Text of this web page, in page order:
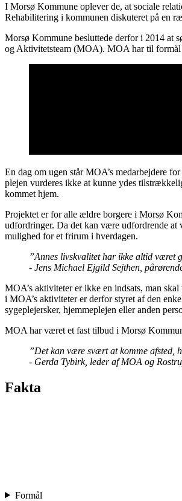
I Morsø Kommune oplever de, at sociale
Rehabilitering i kommunen diskuteret på en
Morsø Kommune besluttede derfor i 2014 at
og Aktivitetsteam (MOA). MOA har til formål
En dag om ugen står MOA’s medarbejdere
plejen vurderes ikke at kunne ydes
kommet hjem.
Projektet er for alle ældre borgere i Morsø
udfordringer. Da det kan være udfordrende at
mulighed for et frirum i hverdagen.
”Annes livskvalitet har ikke altid været
- Jens Michael Ejgild Sejthen,
MOA’s aktiviteter er ikke en indsats, man
i MOA’s aktiviteter er derfor styret af den
sygeplejersker, hjemmeplejen eller anden
MOA har været et fast tilbud i Morsø
”Det kan være svært at komme afsted,
- Gerda Tybirk, leder af MOA og
Fakta
Formål